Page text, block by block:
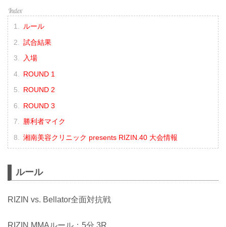
ルール
試合結果
入場
ROUND 1
ROUND 2
ROUND 3
勝利者マイク
湘南美容クリニック presents RIZIN.40 大会情報
ルール
RIZIN vs. Bellator全面対抗戦
RIZIN MMAルール：5分 3R